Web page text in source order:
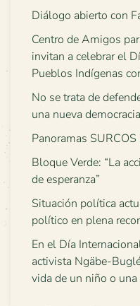
Diálogo abierto con
Centro de Amigos
invitan a celebrar el
Pueblos Indígenas
No se trata de
una nueva democracia
Panoramas
Bloque Verde: “La
de esperanza”
Situación política
político en plena
En el Día
activista Ngäbe-
vida de un niño o